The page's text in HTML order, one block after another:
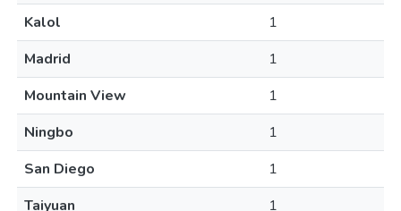
Kalol
1
Madrid
1
Mountain View
1
Ningbo
1
San Diego
1
Taiyuan
1